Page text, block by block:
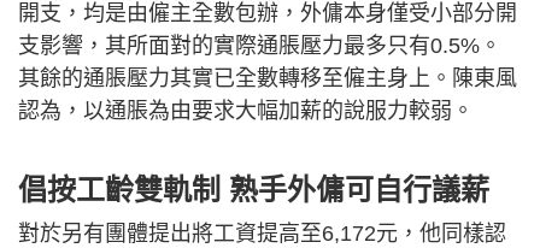
開支，均是由僱主全數包辦，外傭本身僅受小部分開
支影響，其所面對的實際通脹壓力最多只有0.5%。
其餘的通脹壓力其實已全數轉移至僱主身上。陳東風
認為，以通脹為由要求大幅加薪的說服力較弱。
倡按工齡雙軌制 熟手外傭可自行議薪
對於另有團體提出將工資提高至6,172元，他同樣認